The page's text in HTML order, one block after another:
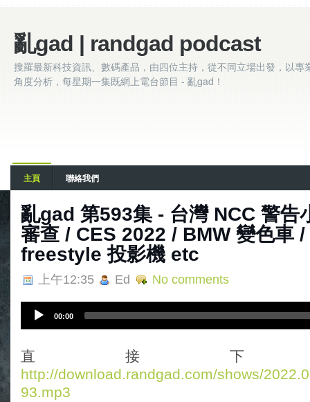
亂gad | randgad podcast
搜羅最新科技資訊、數碼產品，由四位主持，從不同立場出發，以專
角度分析，每星期一集既網上電台節目 - 亂gad！
主頁 聯絡我們
亂‌‌‌gad‌‌‌ ‌‌‌‌‌第‌‌‌593集 - 台灣 NCC 警告
審查 / CES 2022 / BMW 變色車
freestyle 投影機 etc
上午12:35 Ed No comments
i
o
P
l
00:00
直接
http://download.randgad.com/shows/
93.mp3